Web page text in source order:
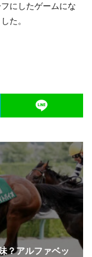
にしたゲームにな
た。
？アルファベッ